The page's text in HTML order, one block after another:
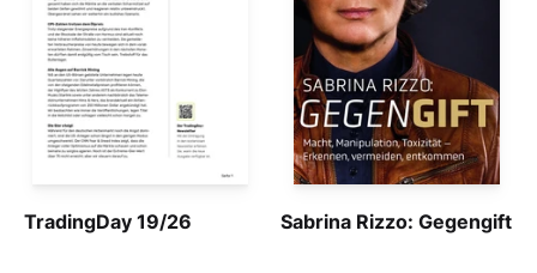
TradingDay 19/26 Sabrina Rizzo: Gegengift